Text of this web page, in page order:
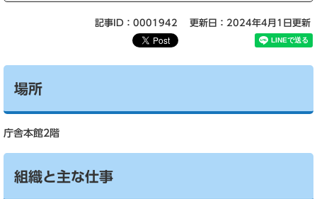
記事ID：0001942 更新日：2024年4月1日更新
場所
庁舎本館2階
組織と主な仕事